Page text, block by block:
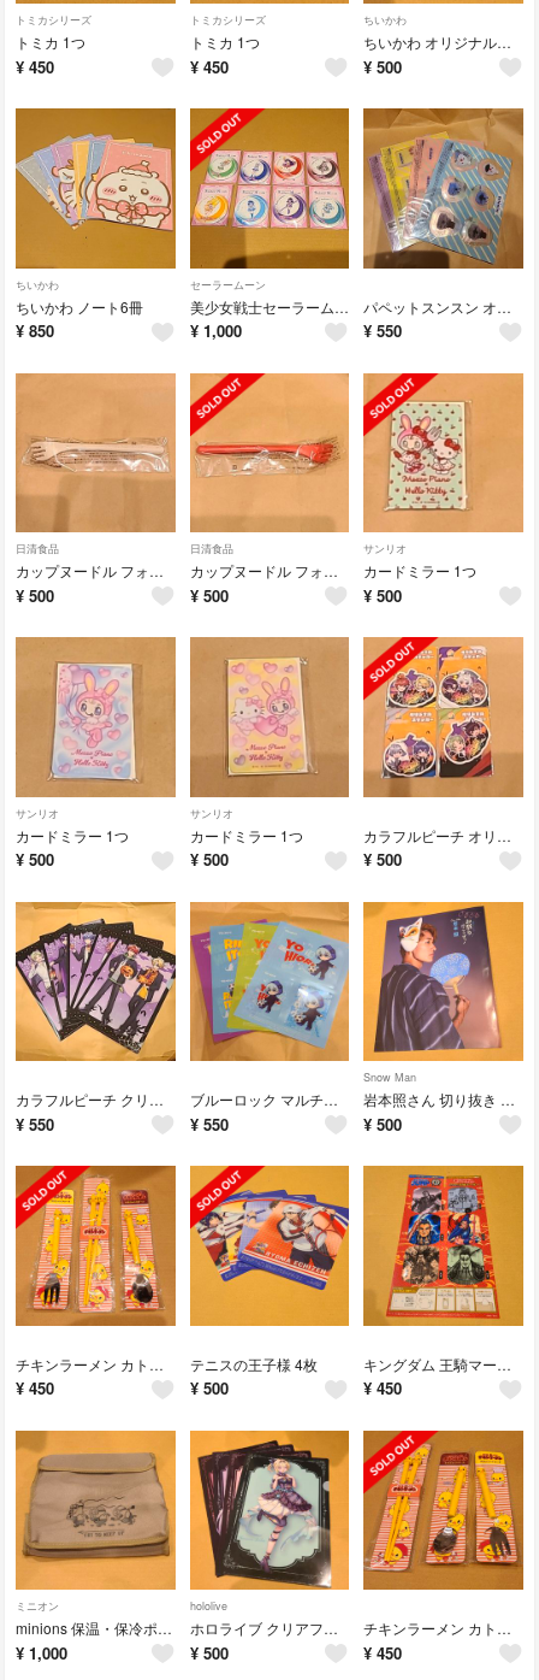
トミカシリーズ
トミカ 1つ
¥ 450
トミカシリーズ
トミカ 1つ
¥ 450
ちいかわ
ちいかわ オリジナルクリア色紙1枚
¥ 500
ちいかわ
ちいかわ ノート6冊
¥ 850
セーラームーン
美少女戦士セーラームーン 缶ミラー8個
¥ 1,000
パペットスンスン オリジナルブックマーカー4枚
¥ 550
日清食品
カップヌードル フォーク1つ
¥ 500
日清食品
カップヌードル フォーク 1つ
¥ 500
サンリオ
カードミラー 1つ
¥ 500
サンリオ
カードミラー 1つ
¥ 500
サンリオ
カードミラー 1つ
¥ 500
カラフルピーチ オリジナルステッカー4枚
¥ 500
カラフルピーチ クリアファイル5枚
¥ 550
ブルーロック マルチシート4枚
¥ 550
Snow Man
岩本照さん 切り抜き 特大ピンナップ
¥ 500
チキンラーメン カトラリー3種類
¥ 450
テニスの王子様 4枚
¥ 500
キングダム 王騎マーカー 1つ
¥ 450
ミニオン
minions 保温・保冷ポーチ セット
¥ 1,000
hololive
ホロライブ クリアファイル4枚
¥ 500
チキンラーメン カトラリー 3種セット
¥ 450